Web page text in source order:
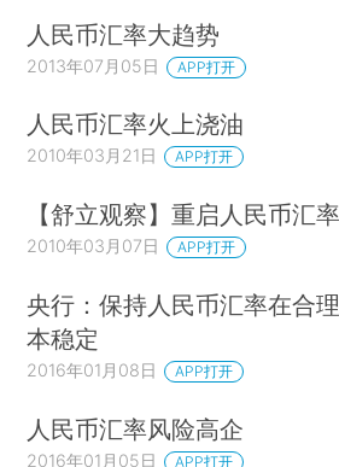
人民币汇率大趋势
2013年07月05日 APP打开
人民币汇率火上浇油
2010年03月21日 APP打开
【舒立观察】重启人民币汇
2010年03月07日 APP打开
央行：保持人民币汇率在合
本稳定
2016年01月08日 APP打开
人民币汇率风险高企
2016年01月05日 APP打开